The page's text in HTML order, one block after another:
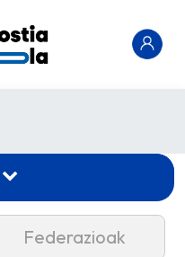
Federazioak